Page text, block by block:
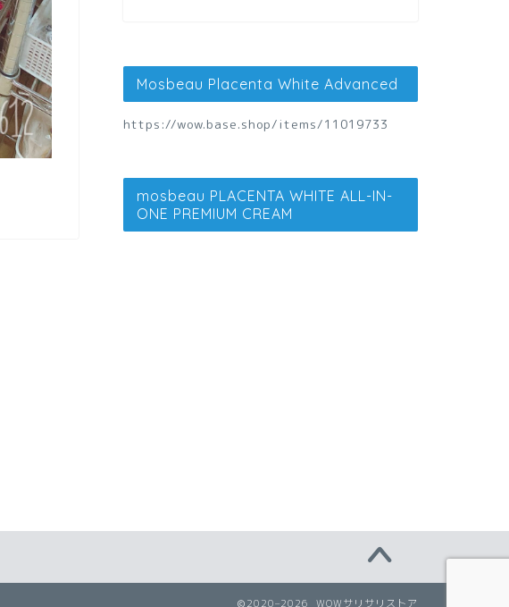
Mosbeau Placenta White Advanced
https://wow.base.shop/items/11019733
mosbeau PLACENTA WHITE ALL-IN-
ONE PREMIUM CREAM
2020–2026 WOWサリサリストア